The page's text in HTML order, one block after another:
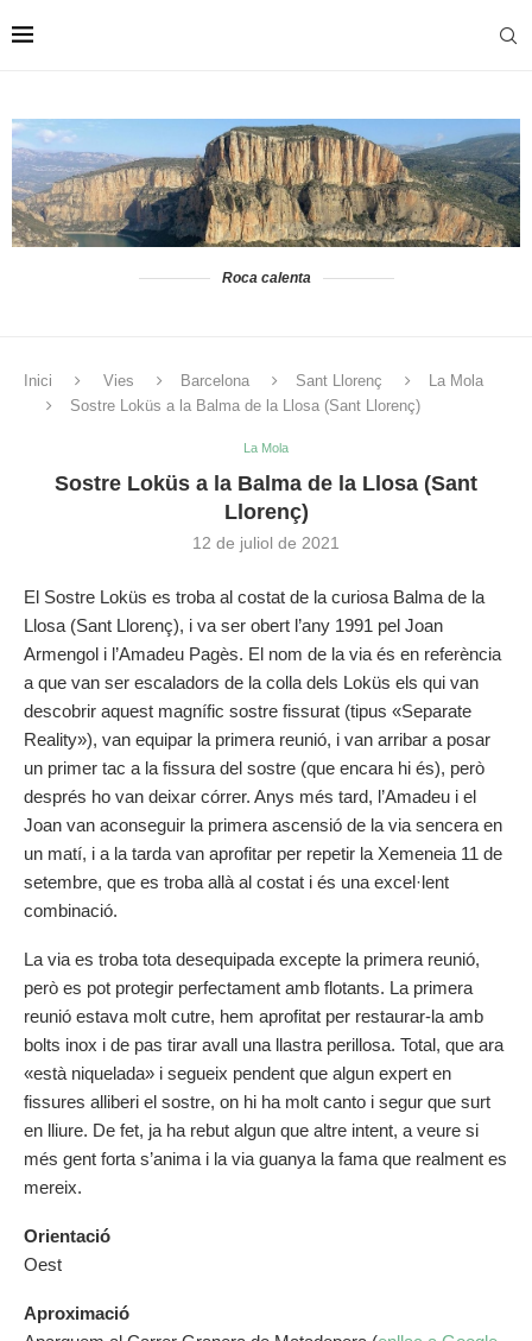
Roca calenta
Inici Vies Barcelona Sant Llorenç
La Mola
Sostre Loküs a la Balma de la Llosa (Sant Llorenç)
La Mola
Sostre Loküs a la Balma de la Llosa (Sant
Llorenç)
12 de juliol de 2021
El Sostre Loküs es troba al costat de la curiosa Balma de la
Llosa (Sant Llorenç), i va ser obert l’any 1991 pel Joan
Armengol i l’Amadeu Pagès. El nom de la via és en referència
a que van ser escaladors de la colla dels Loküs els qui van
descobrir aquest magnífic sostre fissurat (tipus «Separate
Reality»), van equipar la primera reunió, i van arribar a posar
un primer tac a la fissura del sostre (que encara hi és), però
després ho van deixar córrer. Anys més tard, l’Amadeu i el
Joan van aconseguir la primera ascensió de la via sencera en
un matí, i a la tarda van aprofitar per repetir la Xemeneia 11 de
setembre, que es troba allà al costat i és una excel·lent
combinació.
La via es troba tota desequipada excepte la primera reunió,
però es pot protegir perfectament amb flotants. La primera
reunió estava molt cutre, hem aprofitat per restaurar-la amb
bolts inox i de pas tirar avall una llastra perillosa. Total, que ara
«està niquelada» i segueix pendent que algun expert en
fissures alliberi el sostre, on hi ha molt canto i segur que surt
en lliure. De fet, ja ha rebut algun que altre intent, a veure si
més gent forta s’anima i la via guanya la fama que realment es
mereix.
Orientació
Oest
Aproximació